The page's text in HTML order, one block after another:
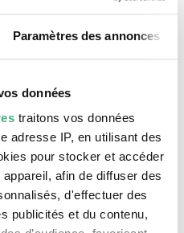
Paramètres des annonces
données
traitons vos données
adresse IP, en utilisant des
pour stocker et accéder
afin de diffuser des
d'effectuer des
publicités et du contenu,
30 min kunst
30 Minuten Kunst |